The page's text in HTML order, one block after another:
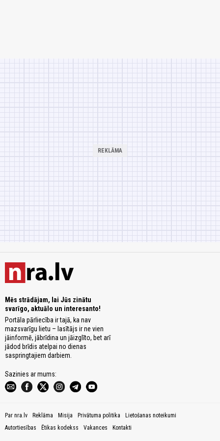
Mēs strādājam, lai Jūs zinātu
svarīgo, aktuālo un interesanto!
Portāla pārliecība ir tajā, ka nav
mazsvarīgu lietu – lasītājs ir ne vien
jāinformē, jābrīdina un jāizglīto, bet arī
jādod brīdis atelpai no dienas
saspringtajiem darbiem.
Sazinies ar mums:
Par nra.lv Reklāma Misija Privātuma politika
Lietošanas noteikumi
Autortiesības
Ētikas kodekss Vakances Kontakti